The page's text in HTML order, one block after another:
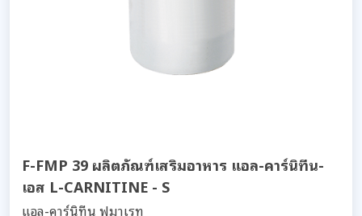
F-FMP 39 ผลิตภัณฑ์เสริมอาหาร แอล-คาร์นิทีน-
เอส L-CARNITINE - S
แอล-คาร์นิทีน ฟูมาเรท